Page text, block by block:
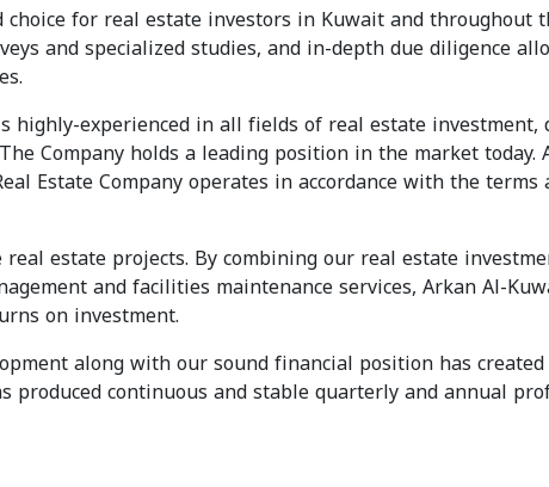
for real estate investors in Kuwait and throughout
and specialized studies, and in-depth due diligence
highly-experienced in all fields of real estate investment,
Company holds a leading position in the market today.
Estate Company operates in accordance with the terms
estate projects. By combining our real estate
and facilities maintenance services, Arkan Al-
on investment.
along with our sound financial position has
produced continuous and stable quarterly and annual